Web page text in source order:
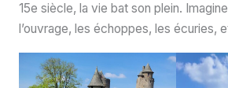
15e siècle, la vie bat son plein.
l’ouvrage, les échoppes, les écuries,